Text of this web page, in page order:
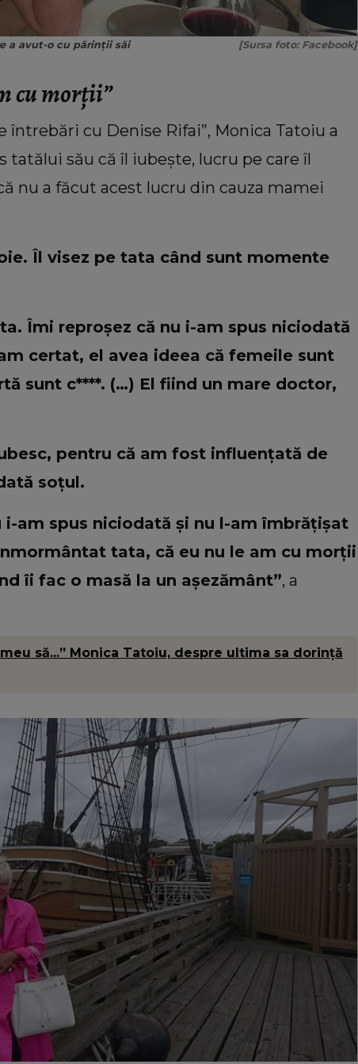
a avut-o cu părinții săi [Sursa foto: Facebook]
cu morții”
cu Denise Rifai”, Monica Tatoiu a
tatălui său că îl iubește, lucru pe care îl
nu a făcut acest lucru din cauza mamei
Îl visez pe tata când sunt momente
Îmi reproșez că nu i-am spus niciodată
certat, el avea ideea că femeile sunt
sunt c****. (…) El fiind un mare doctor,
pentru că am fost influențată de
soțul.
am spus niciodată și nu l-am îmbrățișat
tata, că eu nu le am cu morții
îi fac o masă la un așezământ”, a
să...” Monica Tatoiu, despre ultima sa dorință